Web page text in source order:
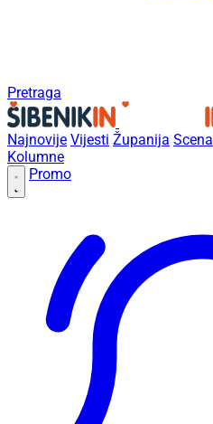
Pretraga
Najnovije Vijesti Županija Scena
Kolumne
Promo